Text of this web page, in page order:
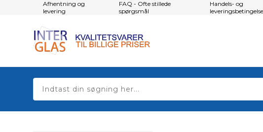
Afhentning og
levering
FAQ - Ofte stillede
spørgsmål
Handels- og